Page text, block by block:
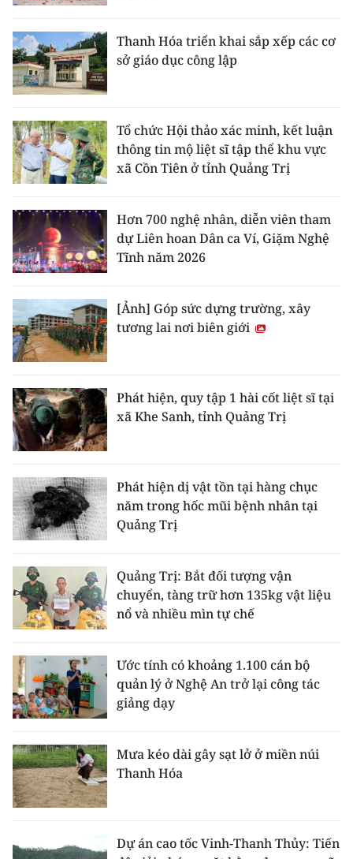
Thanh Hóa triển khai sắp xếp các cơ
sở giáo dục công lập
Tổ chức Hội thảo xác minh, kết luận
thông tin mộ liệt sĩ tập thể khu vực
xã Cồn Tiên ở tỉnh Quảng Trị
Hơn 700 nghệ nhân, diễn viên tham
dự Liên hoan Dân ca Ví, Giặm Nghệ
Tĩnh năm 2026
[Ảnh] Góp sức dựng trường, xây
tương lai nơi biên giới
Phát hiện, quy tập 1 hài cốt liệt sĩ tại
xã Khe Sanh, tỉnh Quảng Trị
Phát hiện dị vật tồn tại hàng chục
năm trong hốc mũi bệnh nhân tại
Quảng Trị
Quảng Trị: Bắt đối tượng vận
chuyển, tàng trữ hơn 135kg vật liệu
nổ và nhiều mìn tự chế
Ước tính có khoảng 1.100 cán bộ
quản lý ở Nghệ An trở lại công tác
giảng dạy
Mưa kéo dài gây sạt lở ở miền núi
Thanh Hóa
Dự án cao tốc Vinh-Thanh Thủy: Tiến